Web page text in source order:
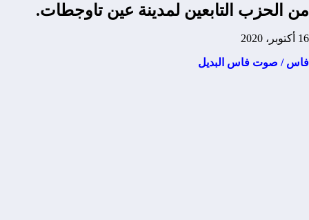
من الحزب التابعين لمدينة عين تاوجطات.
16 أكتوبر، 2020
فاس / صوت فاس البديل